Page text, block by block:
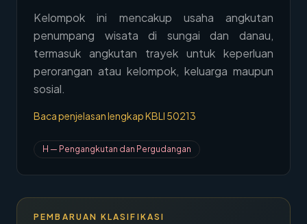
Penawaran
Blog
Hubungi Kami→
Member Area
Kelompok ini mencakup usaha angkutan
penumpang wisata di sungai dan danau,
termasuk angkutan trayek untuk keperluan
perorangan atau kelompok, keluarga maupun
sosial.
Baca penjelasan lengkap KBLI 50213
H — Pengangkutan dan Pergudangan
PEMBARUAN KLASIFIKASI